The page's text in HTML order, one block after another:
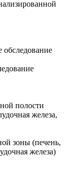
обследование
полости
железа,
зоны (печень,
железа)